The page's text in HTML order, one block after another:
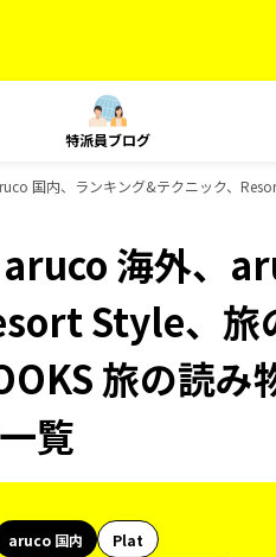
特派員ブログ
国内、ランキング&テクニック、
海外、
Style、旅
旅の読み
覧
aruco 国内
Plat